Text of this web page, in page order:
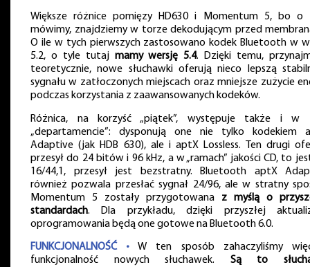
Większe różnice pomięzy HD630 i Momentum 5, bo o
mówimy, znajdziemy w torze dekodującym przed
O ile w tych pierwszych zastosowano kodek Bluetooth w
5.2, o tyle tutaj mamy wersję 5.4. Dzięki temu,
teoretycznie, nowe słuchawki oferują nieco lepszą
sygnału w zatłoczonych miejscach oraz mniejsze zużycie
podczas korzystania z zaawansowanych kodeków.
Różnica, na korzyść „piątek”, występuje także i w
„departamencie”: dysponują one nie tylko kodekiem
Adaptive (jak HDB 630), ale i aptX Lossless. Ten drugi
przesył do 24 bitów i 96 kHz, a w „ramach” jakości CD, to
16/44,1, przesył jest bezstratny. Bluetooth aptX
również pozwala przesłać sygnał 24/96, ale w stratny
Momentum 5 zostały przygotowana z myślą o
standardach. Dla przykładu, dzięki przyszłej
oprogramowania będą one gotowe na Bluetooth 6.0.
FUNKCJONALNOŚĆ • W ten sposób zahaczyliśmy
funkcjonalność nowych słuchawek. Są to